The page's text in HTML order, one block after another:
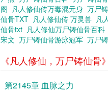
阁 凡人修仙传万毒混元身 万尸
仙骨TXT 凡人修仙传 万灵兽 凡
仙骨txt 凡人修仙万尸铸仙骨百科
宋文 万尸铸仙骨游泳冠军 万尸
《凡人修仙，万尸铸仙骨
第2145章 血脉之力